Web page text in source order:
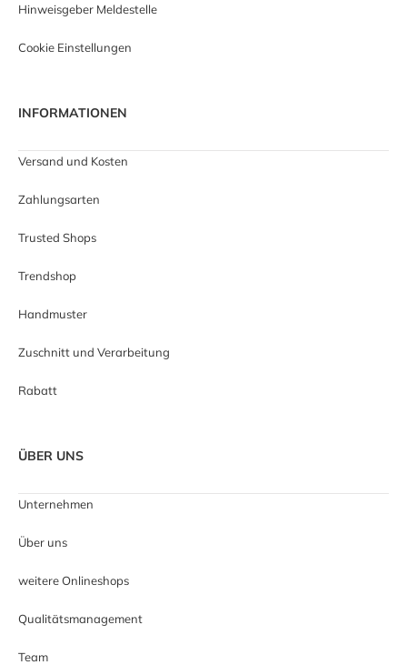
Hinweisgeber Meldestelle
Cookie Einstellungen
INFORMATIONEN
Versand und Kosten
Zahlungsarten
Trusted Shops
Trendshop
Handmuster
Zuschnitt und Verarbeitung
Rabatt
ÜBER UNS
Unternehmen
Über uns
weitere Onlineshops
Qualitätsmanagement
Team